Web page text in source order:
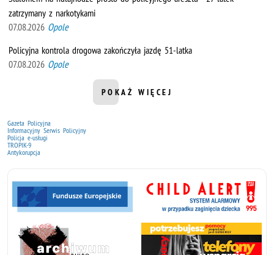
zatrzymany z narkotykami
07.08.2026 Opole
Policyjna kontrola drogowa zakończyła jazdę 51-latka
07.08.2026 Opole
POKAŻ WIĘCEJ
INFORMACJI Z DZIAŁU
Gazeta Policyjna
Informacyjny Serwis Policyjny
Policja e-usługi
TROPIK-9
Antykorupcja